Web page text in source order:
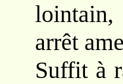
arrêt
Suffit à